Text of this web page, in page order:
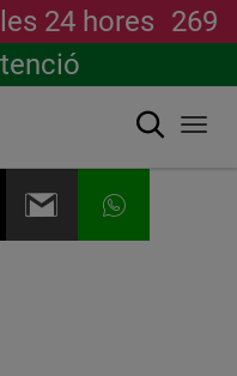
24 hores 269
Cerca